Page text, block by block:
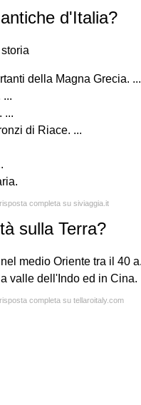
d'Italia?
della Magna Grecia. ...
...
...
di Riace. ...
completa su siviaggia.it
sulla Terra?
medio Oriente tra il 40
valle dell'Indo ed in Cina.
completa su tellaroitaly.com